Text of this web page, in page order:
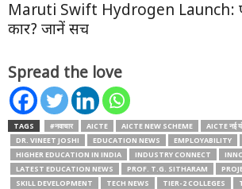
Maruti Swift Hydrogen Launch:
कार? जानें सच
Spread the love
TAGS #नवाचार AICTE AICTE NEW SCHEME AICTE नई
DR. VINEET JOSHI
EDUCATION NEWS EMPLOYABILITY
HIGHER EDUCATION IN INDIA
INDUSTRY CONNECT
LATEST EDUCATION NEWS
PROF. T.G. SITHARAM
SKILL DEVELOPMENT
TECH NEWS TIER-2 COLLEGES